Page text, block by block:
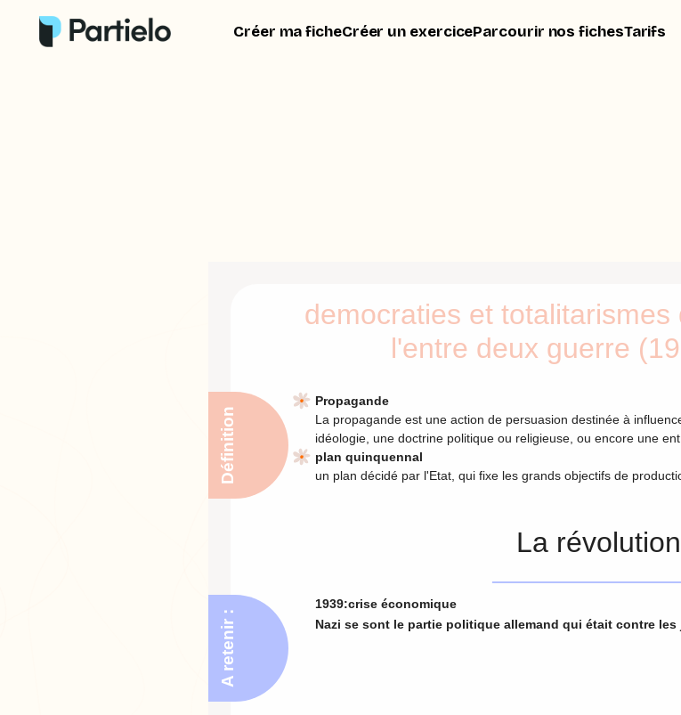
Créer ma ficheCréer un exerciceParcourir nos fichesTarifs
democraties et totalitarismes
l'entre deux guerre
Définition
Propagande
La propagande est une action de persuasion destinée à
idéologie, une doctrine politique ou religieuse, ou encore une
plan quinquennal
un plan décidé par l'Etat, qui fixe les grands objectifs de
La révolution
A retenir :
1939:crise économique
Nazi se sont le partie politique allemand qui était contre les